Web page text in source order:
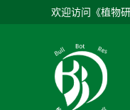
欢迎访问《植物